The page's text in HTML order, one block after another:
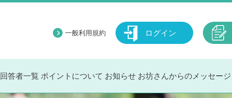
一般利用規約 ログイン
回答者一覧 ポイントについて お知らせ お坊さんからのメッセージ